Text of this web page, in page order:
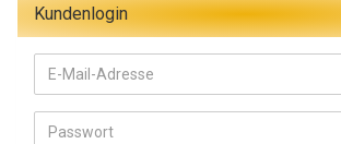
Kundenlogin
E-
Mail-
Adresse
Passwort